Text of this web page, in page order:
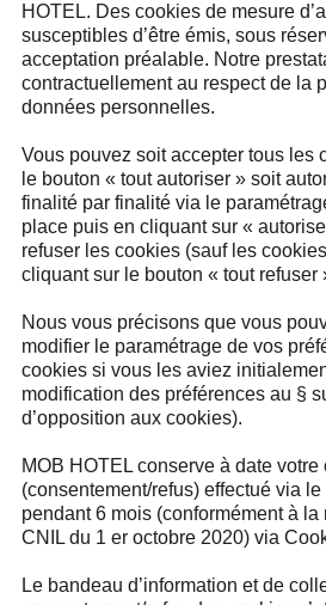
HOTEL. Des cookies de mesure
susceptibles d’être émis, sous
acceptation préalable. Notre
contractuellement au respect de la
données personnelles.
Vous pouvez soit accepter tous les
le bouton « tout autoriser » soit
finalité par finalité via le
place puis en cliquant sur «
refuser les cookies (sauf les
cliquant sur le bouton « tout refuser
Nous vous précisons que vous
modifier le paramétrage de vos
cookies si vous les aviez
modification des préférences au §
d’opposition aux cookies).
MOB HOTEL conserve à date votre
(consentement/refus) effectué via
pendant 6 mois (conformément à
CNIL du 1 er octobre 2020) via
Le bandeau d’information et de